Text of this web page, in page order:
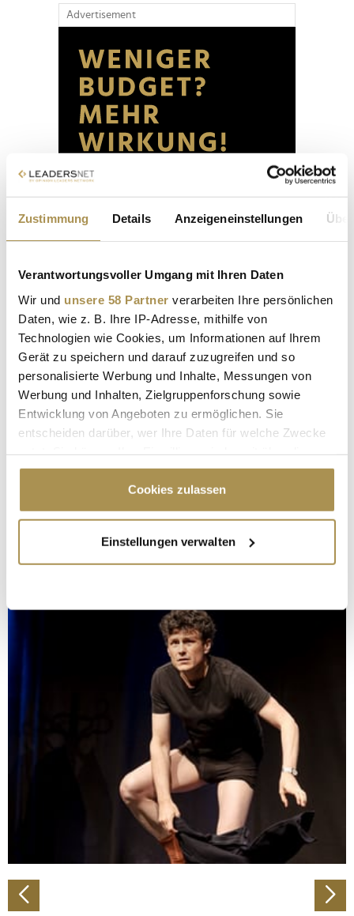
Zustimmung Details Anzeigeneinstellungen
Verantwortungsvoller Umgang mit Ihren Daten
Wir und unsere 58 Partner verarbeiten Ihre persönlichen
Daten, wie z. B. Ihre IP-Adresse, mithilfe von
Technologien wie Cookies, um Informationen auf Ihrem
Gerät zu speichern und darauf zuzugreifen und so
personalisierte Werbung und Inhalte, Messungen von
Werbung und Inhalten, Zielgruppenforschung sowie
Entwicklung von Angeboten zu ermöglichen. Sie
entscheiden darüber, wer Ihre Daten für welche Zwecke
Cookie-Erklärung oder durch Klicken auf das Privacy
Trigger Symbol ändern oder widerrufen
Informationen über Ihre geografische Lage
erfassen, welche bis auf einige Meter genau sein
bestimmten Merkmalen (Fingerprinting) identifizieren
Erfahren Sie mehr darüber, wie Ihre persönlichen Daten
verarbeitet werden, und legen Sie Ihre Präferenzen im
Abschnitt Einzelheiten fest.
Wir verwenden Cookies, um Inhalte und Anzeigen zu
personalisieren, Funktionen für soziale Medien anbieten
zu können und die Zugriffe auf unsere Website zu
analysieren. Außerdem geben wir Informationen zu Ihrer
Verwendung unserer Website an unsere Partner für
soziale Medien, Werbung und Analysen weiter. Unsere
Partner führen diese Informationen möglicherweise mit
weiteren Daten zusammen, die Sie ihnen bereitgestellt
gesammelt haben.
Cookies zulassen
Einstellungen verwalten
Advertisement